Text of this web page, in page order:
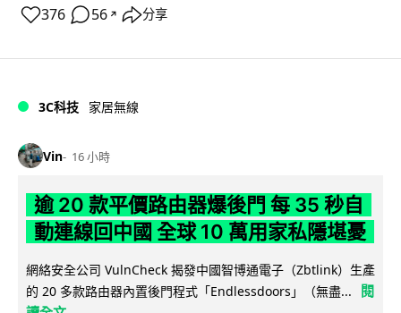
376 56 ↗ 分享
3C科技 家居無線
Vin 16 小時
逾 20 款平價路由器爆後門 每 35 秒自
動連線回中國 全球 10 萬用家私隱堪憂
網絡安全公司 VulnCheck 揭發中國智博通電子（Zbtlink）生產
的 20 多款路由器內置後門程式「Endlessdoors」（無盡...
閱